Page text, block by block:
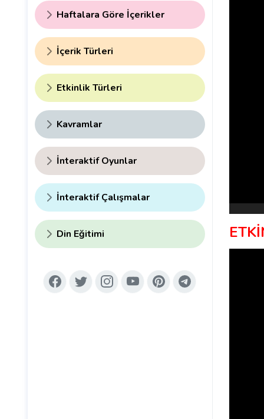
Haftalara Göre İçerikler
İçerik Türleri
Etkinlik Türleri
Kavramlar
İnteraktif Oyunlar
İnteraktif Çalışmalar
Din Eğitimi